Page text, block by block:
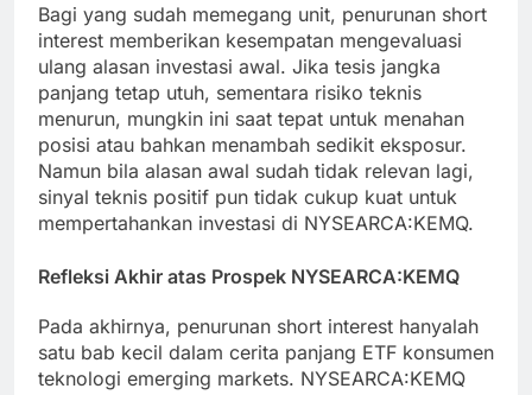
Bagi yang sudah memegang unit, penurunan short
interest memberikan kesempatan mengevaluasi
ulang alasan investasi awal. Jika tesis jangka
panjang tetap utuh, sementara risiko teknis
menurun, mungkin ini saat tepat untuk menahan
posisi atau bahkan menambah sedikit eksposur.
Namun bila alasan awal sudah tidak relevan lagi,
sinyal teknis positif pun tidak cukup kuat untuk
mempertahankan investasi di NYSEARCA:KEMQ.
Refleksi Akhir atas Prospek NYSEARCA:KEMQ
Pada akhirnya, penurunan short interest hanyalah
satu bab kecil dalam cerita panjang ETF konsumen
teknologi emerging markets. NYSEARCA:KEMQ